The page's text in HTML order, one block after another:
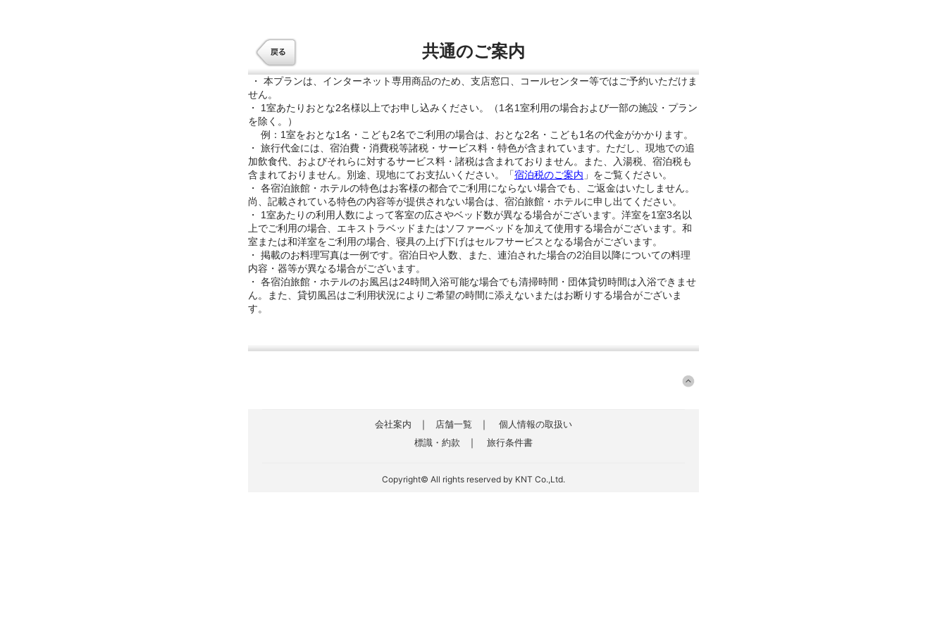
共通のご案内
・ 本プランは、インターネット専用商品のため、支店窓口、コールセンター等ではご予約いただけま
せん。
・ 1室あたりおとな2名様以上でお申し込みください。（1名1室利用の場合および一部の施設・プラン
を除く。）
例：1室をおとな1名・こども2名でご利用の場合は、おとな2名・こども1名の代金がかかります。
・ 旅行代金には、宿泊費・消費税等諸税・サービス料・特色が含まれています。ただし、現地での追
加飲食代、およびそれらに対するサービス料・諸税は含まれておりません。また、入湯税、宿泊税も
含まれておりません。別途、現地にてお支払いください。「宿泊税のご案内 」をご覧ください。
・ 各宿泊旅館・ホテルの特色はお客様の都合でご利用にならない場合でも、ご返金はいたしません。
尚、記載されている特色の内容等が提供されない場合は、宿泊旅館・ホテルに申し出てください。
・ 1室あたりの利用人数によって客室の広さやベッド数が異なる場合がございます。洋室を1室3名以
上でご利用の場合、エキストラベッドまたはソファーベッドを加えて使用する場合がございます。和
室または和洋室をご利用の場合、寝具の上げ下げはセルフサービスとなる場合がございます。
・ 掲載のお料理写真は一例です。宿泊日や人数、また、連泊された場合の2泊目以降についての料理
内容・器等が異なる場合がございます。
・ 各宿泊旅館・ホテルのお風呂は24時間入浴可能な場合でも清掃時間・団体貸切時間は入浴できませ
ん。また、貸切風呂はご利用状況によりご希望の時間に添えないまたはお断りする場合がございま
す。
会社案内 ｜ 店舗一覧 ｜
個人情報の取扱い
標識・約款
｜ 旅行条件書
Copyright© All rights reserved by KNT Co.,Ltd.